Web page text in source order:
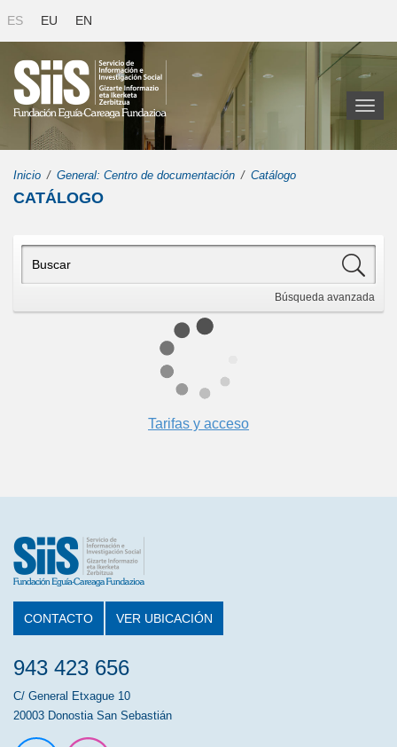
ES EU EN
Toggle
Búsqueda avanzada
Inicio General: Centro de documentación Catálogo
CATÁLOGO
Tarifas y acceso
CONTACTO VER UBICACIÓN
943 423 656
C/ General Etxague 10
20003 Donostia San Sebastián